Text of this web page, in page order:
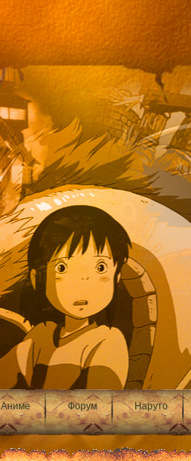
Аниме Форум Наруто